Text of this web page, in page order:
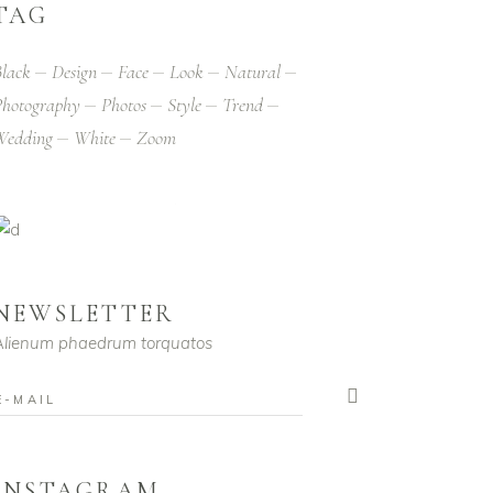
Design Face Look
Natural
Photos Style
Trend
White Zoom
phaedrum torquatos